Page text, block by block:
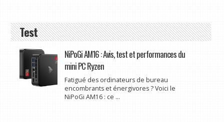
Test
NiPoGi AM16 : Avis, test et performances du
mini PC Ryzen
Fatigué des ordinateurs de bureau
encombrants et énergivores ? Voici le
NiPoGi AM16 : ce ...